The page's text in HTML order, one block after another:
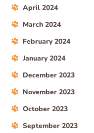
April 2024
March 2024
February 2024
January 2024
December 2023
November 2023
October 2023
September 2023